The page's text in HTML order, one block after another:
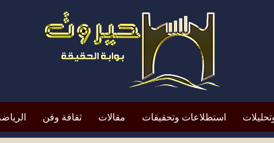
استطلاعات وتحقيقات مقالات ثقافة وفن